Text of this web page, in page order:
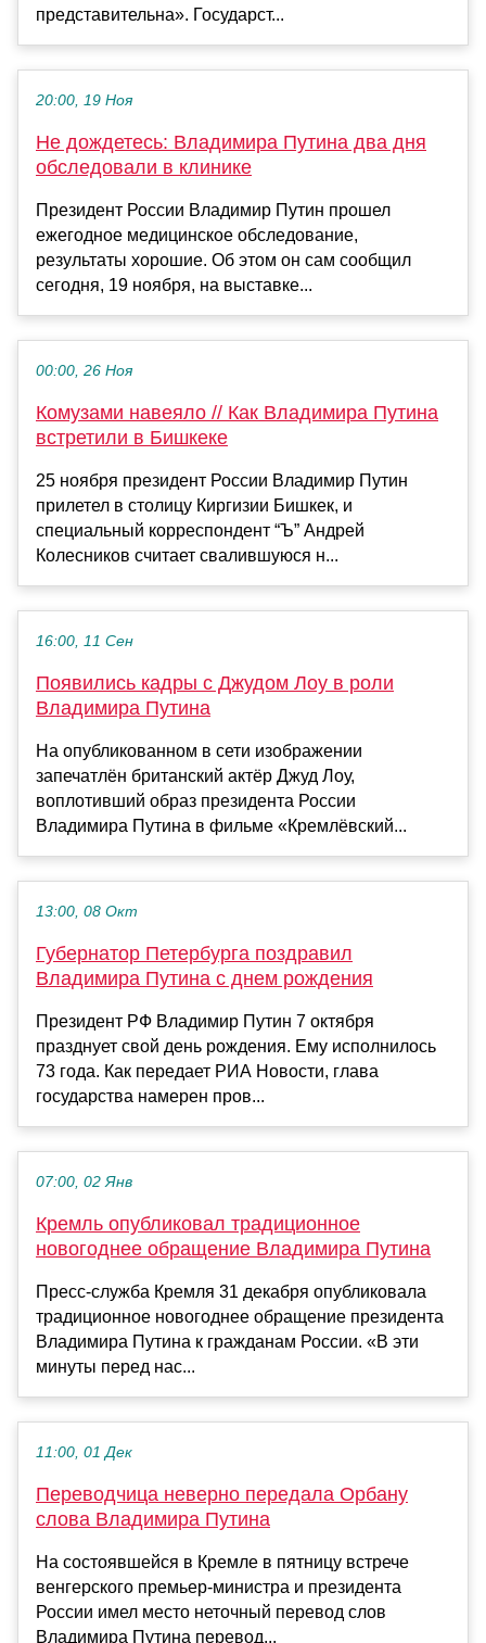
представительна». Государст...
20:00, 19 Ноя
Не дождетесь: Владимира Путина два дня
обследовали в клинике
Президент России Владимир Путин прошел
ежегодное медицинское обследование,
результаты хорошие. Об этом он сам сообщил
сегодня, 19 ноября, на выставке...
00:00, 26 Ноя
Комузами навеяло // Как Владимира Путина
встретили в Бишкеке
25 ноября президент России Владимир Путин
прилетел в столицу Киргизии Бишкек, и
специальный корреспондент “Ъ” Андрей
Колесников считает свалившуюся н...
16:00, 11 Сен
Появились кадры с Джудом Лоу в роли
Владимира Путина
На опубликованном в сети изображении
запечатлён британский актёр Джуд Лоу,
воплотивший образ президента России
Владимира Путина в фильме «Кремлёвский...
13:00, 08 Окт
Губернатор Петербурга поздравил
Владимира Путина с днем рождения
Президент РФ Владимир Путин 7 октября
празднует свой день рождения. Ему исполнилось
73 года. Как передает РИА Новости, глава
государства намерен пров...
07:00, 02 Янв
Кремль опубликовал традиционное
новогоднее обращение Владимира Путина
Пресс-служба Кремля 31 декабря опубликовала
традиционное новогоднее обращение президента
Владимира Путина к гражданам России. «В эти
минуты перед нас...
11:00, 01 Дек
Переводчица неверно передала Орбану
слова Владимира Путина
На состоявшейся в Кремле в пятницу встрече
венгерского премьер-министра и президента
России имел место неточный перевод слов
Владимира Путина перевод...